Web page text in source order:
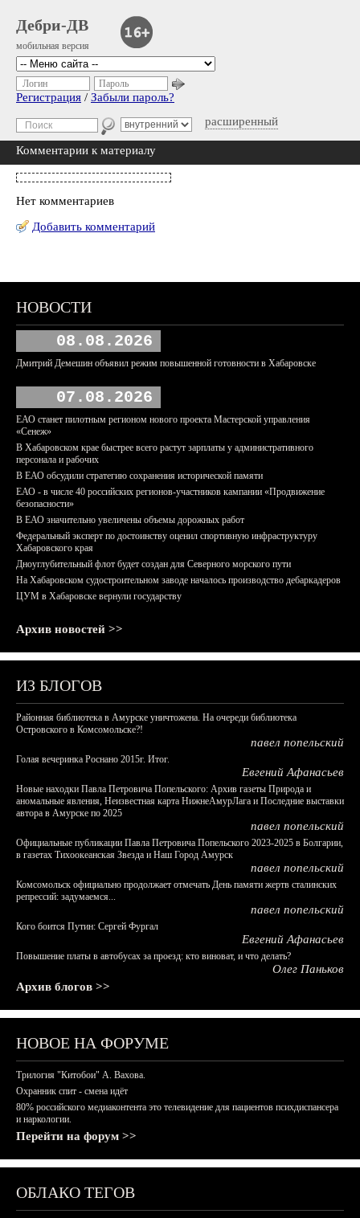
Дебри-ДВ
мобильная версия
расширенный
Логин Пароль
Регистрация / Забыли пароль?
Комментарии к материалу
Нет комментариев
Добавить комментарий
НОВОСТИ
08.08.2026
Дмитрий Демешин объявил режим повышенной готовности в Хабаровске
07.08.2026
ЕАО станет пилотным регионом нового проекта Мастерской управления
«Сенеж»
В Хабаровском крае быстрее всего растут зарплаты у административного
персонала и рабочих
В ЕАО обсудили стратегию сохранения исторической памяти
ЕАО - в числе 40 российских регионов-участников кампании «Продвижение
безопасности»
В ЕАО значительно увеличены объемы дорожных работ
Федеральный эксперт по достоинству оценил спортивную инфраструктуру
Хабаровского края
Дноуглубительный флот будет создан для Северного морского пути
На Хабаровском судостроительном заводе началось производство дебаркадеров
ЦУМ в Хабаровске вернули государству
Архив новостей >>
ИЗ БЛОГОВ
Районная библиотека в Амурске уничтожена. На очереди библиотека
Островского в Комсомольске?!
павел попельский
Голая вечеринка Роснано 2015г. Итог.
Евгений Афанасьев
Новые находки Павла Петровича Попельского: Архив газеты Природа и
аномальные явления, Неизвестная карта НижнеАмурЛага и Последние выставки
автора в Амурске по 2025
павел попельский
Официальные публикации Павла Петровича Попельского 2023-2025 в Болгарии,
в газетах Тихоокеанская Звезда и Наш Город Амурск
павел попельский
Комсомольск официально продолжает отмечать День памяти жертв сталинских
репрессий: задумаемся...
павел попельский
Кого боится Путин: Сергей Фургал
Евгений Афанасьев
Повышение платы в автобусах за проезд: кто виноват, и что делать?
Олег Паньков
Архив блогов >>
НОВОЕ НА ФОРУМЕ
Трилогия "Китобои" А. Вахова.
Охранник спит - смена идёт
80% российского медиаконтента это телевидение для пациентов психдиспансера
и наркологии.
Перейти на форум >>
ОБЛАКО ТЕГОВ